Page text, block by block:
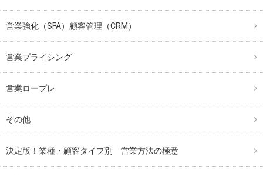
営業強化（SFA）顧客管理（CRM）
営業プライシング
営業ロープレ
その他
決定版！業種・顧客タイプ別 営業方法の極意